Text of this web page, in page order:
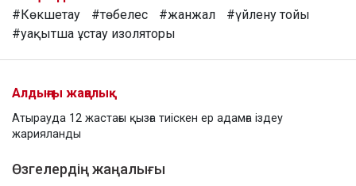
#Көкшетау #төбелес #жанжал
#үйлену тойы
#уақытша ұстау изоляторы
Алдыңғы жаңалық
Атырауда 12 жастағы қызға тиіскен ер адамға іздеу
жарияланды